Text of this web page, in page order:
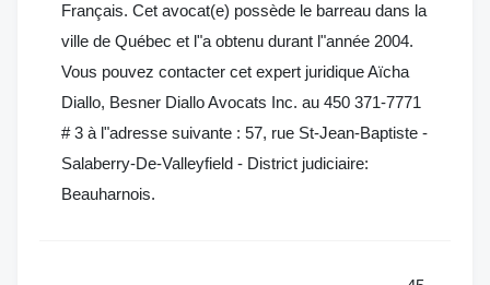
Français. Cet avocat(e) possède le barreau dans la
ville de Québec et l"a obtenu durant l"année 2004.
Vous pouvez contacter cet expert juridique Aïcha
Diallo, Besner Diallo Avocats Inc. au 450 371-7771
# 3 à l"adresse suivante : 57, rue St-Jean-Baptiste -
Salaberry-De-Valleyfield - District judiciaire:
Beauharnois.